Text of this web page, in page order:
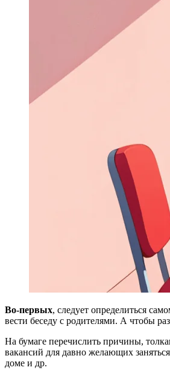
Во-первых, следует определиться
вести беседу с родителями. А чтобы
На бумаге перечислить причины,
вакансий для давно желающих
доме и др.